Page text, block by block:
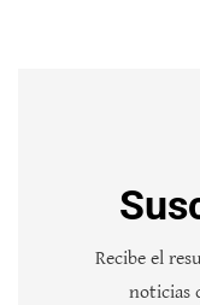
Recibe el
noticias